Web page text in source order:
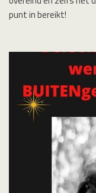
punt in bereikt!